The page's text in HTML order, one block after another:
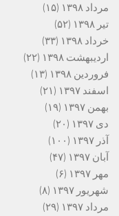
مرداد ۱۳۹۸
(۱۵)
تیر ۱۳۹۸
(۵۲)
خرداد ۱۳۹۸
(۳۳)
اردیبهشت ۱۳۹۸
(۲۲)
فروردین ۱۳۹۸
(۱۳)
اسفند ۱۳۹۷
(۲۱)
بهمن ۱۳۹۷
(۱۹)
دی ۱۳۹۷
(۲۰)
آذر ۱۳۹۷
(۱۰۰)
آبان ۱۳۹۷
(۴۷)
مهر ۱۳۹۷
(۶)
شهریور ۱۳۹۷
(۸)
مرداد ۱۳۹۷
(۲۹)